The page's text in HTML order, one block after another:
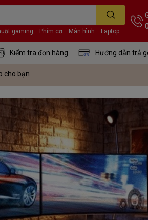
gaming Phím cơ Màn hình Laptop
Kiểm tra đơn hàng Hướng dẫn trả
cho bạn